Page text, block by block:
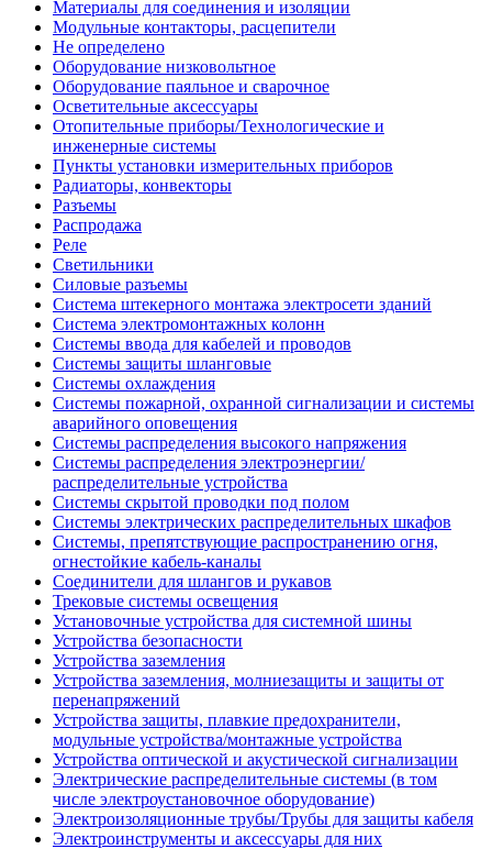
Материалы для соединения и изоляции
Модульные контакторы, расцепители
Не определено
Оборудование низковольтное
Оборудование паяльное и сварочное
Осветительные аксессуары
Отопительные приборы/Технологические и
инженерные системы
Пункты установки измерительных приборов
Радиаторы, конвекторы
Разъемы
Распродажа
Реле
Светильники
Силовые разъемы
Система штекерного монтажа электросети зданий
Система электромонтажных колонн
Системы ввода для кабелей и проводов
Системы защиты шланговые
Системы охлаждения
Системы пожарной, охранной сигнализации и системы
аварийного оповещения
Системы распределения высокого напряжения
Системы распределения электроэнергии/
распределительные устройства
Системы скрытой проводки под полом
Системы электрических распределительных шкафов
Системы, препятствующие распространению огня,
огнестойкие кабель-каналы
Соединители для шлангов и рукавов
Трековые системы освещения
Установочные устройства для системной шины
Устройства безопасности
Устройства заземления
Устройства заземления, молниезащиты и защиты от
перенапряжений
Устройства защиты, плавкие предохранители,
модульные устройства/монтажные устройства
Устройства оптической и акустической сигнализации
Электрические распределительные системы (в том
числе электроустановочное оборудование)
Электроизоляционные трубы/Трубы для защиты кабеля
Электроинструменты и аксессуары для них